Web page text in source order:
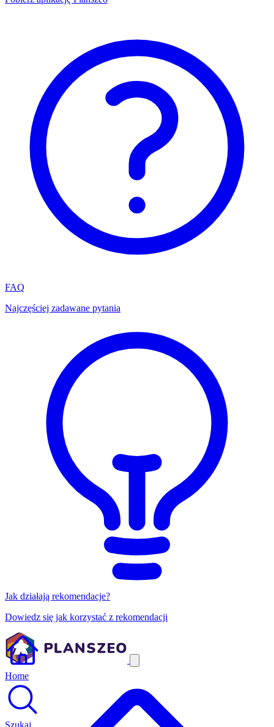
FAQ
Najczęściej zadawane pytania
Jak działają rekomendacje?
Dowiedz się jak korzystać z rekomendacji
Home
Szukaj